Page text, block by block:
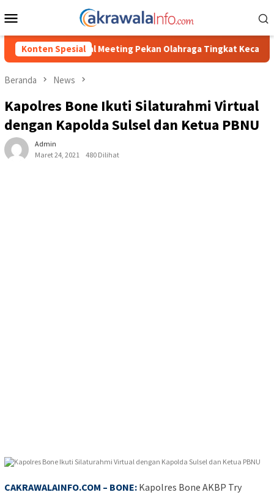
ke
Mobile
Konten Spesial
Pekan Olahraga Tingkat Kecamatan Konda Ciptakan
Beranda News
Kapolres Bone Ikuti Silaturahmi Virtual
dengan Kapolda Sulsel dan Ketua PBNU
Admin
Maret 24, 2021
480 Dilihat
CAKRAWALAINFO.COM – BONE: Kapolres Bone AKBP Try